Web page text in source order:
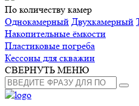
По количеству камер
Однокамерный Двухкамерный
Накопительные ёмкости
Пластиковые погреба
Кессоны для скважин
СВЕРНУТЬ МЕНЮ